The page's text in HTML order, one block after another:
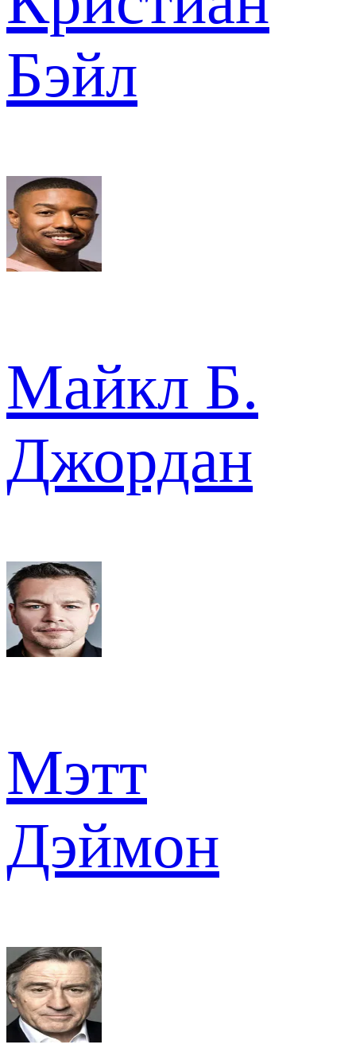
Бэйл
Майкл Б.
Джордан
Мэтт
Дэймон